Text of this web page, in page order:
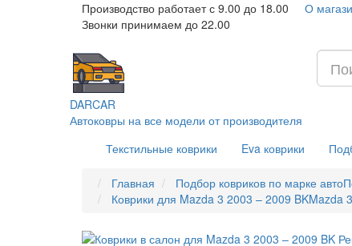
Производство работает с 9.00 до 18.00
Звонки принимаем до 22.00
О
DARCAR
Автоковры на все модели от производителя
Текстильные коврики Eva коврики
Главная Подбор ковриков по марке авто
Коврики для Mazda 3 2003 – 2009 BKMazda